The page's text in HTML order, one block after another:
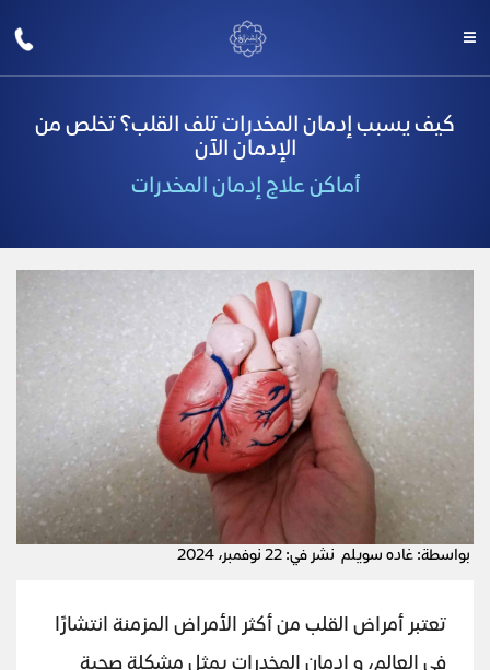
كيف يسبب إدمان المخدرات تلف القلب؟ تخلص من
الإدمان الآن
أماكن علاج إدمان المخدرات
بواسطة: غاده سويلم نشر في: 22 نوفمبر، 2024
تعتبر أمراض القلب من أكثر الأمراض المزمنة انتشارًا
في العالم، و إدمان المخدرات يمثل مشكلة صحية